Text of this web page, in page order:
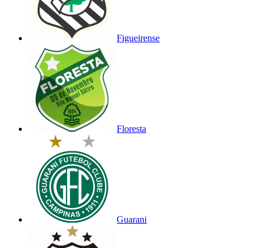
Figueirense
Floresta
Guarani